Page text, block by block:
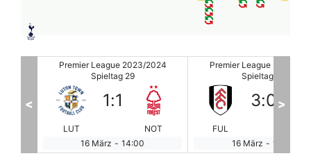
Premier League 2023/2024
Spieltag 29
FUL
3:0
HOT
16 März - 16:30
Premier League 2023/
Spieltag 29
WES
1:1
17 März - 13:00
< >